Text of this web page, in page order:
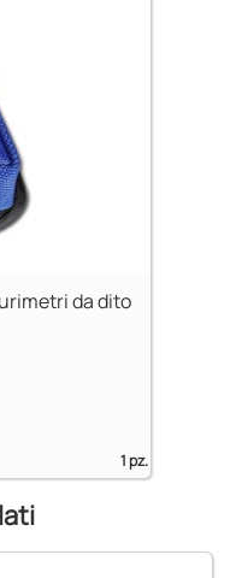
atmosfere
saltuari o 36 ore di
(ministilo) nuove
da dito
1 pz.